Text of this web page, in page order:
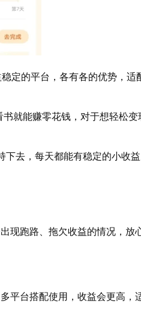
定的平台，各有各的优势，适
就能赚零花钱，对于想轻松变
去，每天都能有稳定的小收益
现跑路、拖欠收益的情况，放
平台搭配使用，收益会更高，